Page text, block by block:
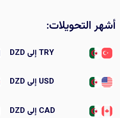
أشهر التحويلات:
TRY إلى DZD
USD إلى DZD
CAD إلى DZD